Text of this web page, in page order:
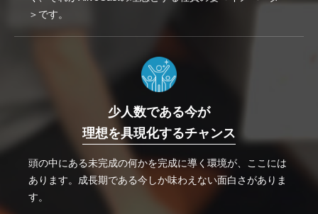
＞です。
少人数である今が
理想を具現化するチャンス
頭の中にある未完成の何かを完成に導く環境が、ここには
あります。成長期である今しか味わえない面白さがありま
す。